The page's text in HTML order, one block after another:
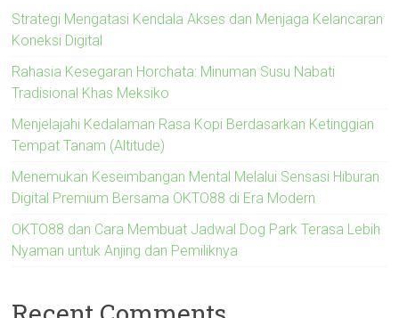
Strategi Mengatasi Kendala Akses dan Menjaga Kelancaran
Koneksi Digital
Rahasia Kesegaran Horchata: Minuman Susu Nabati
Tradisional Khas Meksiko
Menjelajahi Kedalaman Rasa Kopi Berdasarkan Ketinggian
Tempat Tanam (Altitude)
Menemukan Keseimbangan Mental Melalui Sensasi Hiburan
Digital Premium Bersama OKTO88 di Era Modern
OKTO88 dan Cara Membuat Jadwal Dog Park Terasa Lebih
Nyaman untuk Anjing dan Pemiliknya